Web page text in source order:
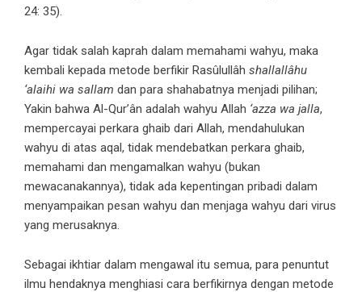
24: 35).
Agar tidak salah kaprah dalam memahami wahyu, maka
kembali kepada metode berfikir Rasûlullâh shallallâhu
‘alaihi wa sallam dan para shahabatnya menjadi pilihan;
Yakin bahwa Al-Qur’ân adalah wahyu Allah ‘azza wa jalla,
mempercayai perkara ghaib dari Allah, mendahulukan
wahyu di atas aqal, tidak mendebatkan perkara ghaib,
memahami dan mengamalkan wahyu (bukan
mewacanakannya), tidak ada kepentingan pribadi dalam
menyampaikan pesan wahyu dan menjaga wahyu dari virus
yang merusaknya.
Sebagai ikhtiar dalam mengawal itu semua, para penuntut
ilmu hendaknya menghiasi cara berfikirnya dengan metode